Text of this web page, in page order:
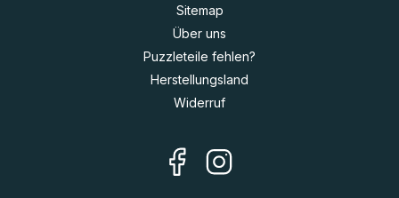
Sitemap
Über uns
Puzzleteile fehlen?
Herstellungsland
Widerruf